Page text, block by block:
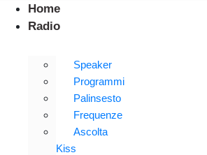
Home
Radio
Speaker
Programmi
Palinsesto
Frequenze
Ascolta
Kiss